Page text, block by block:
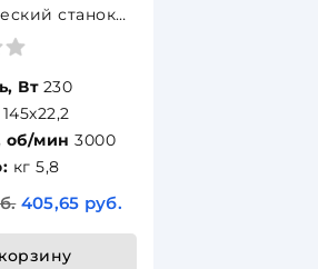
станок
пильных
Вт230
145х22,2
об/мин 3000
кг 5,8
405,65 руб.